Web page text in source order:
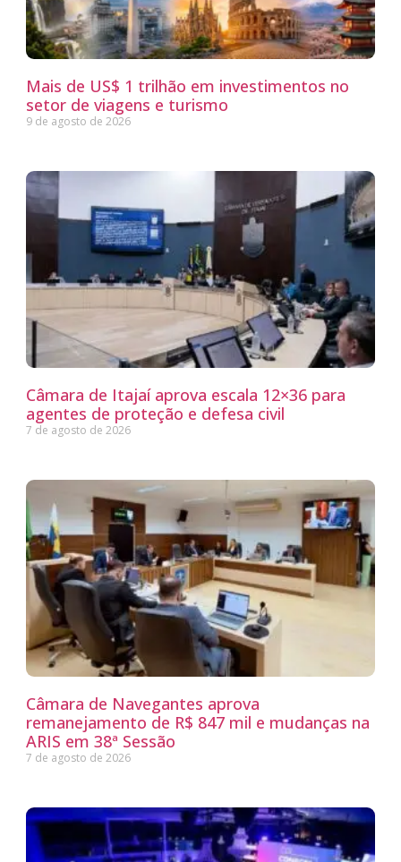
Mais de US$ 1 trilhão em investimentos no
setor de viagens e turismo
9 de agosto de 2026
Câmara de Itajaí aprova escala 12×36 para
agentes de proteção e defesa civil
7 de agosto de 2026
Câmara de Navegantes aprova
remanejamento de R$ 847 mil e mudanças na
ARIS em 38ª Sessão
7 de agosto de 2026